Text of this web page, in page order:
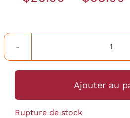
Ajouter au
Rupture de stock